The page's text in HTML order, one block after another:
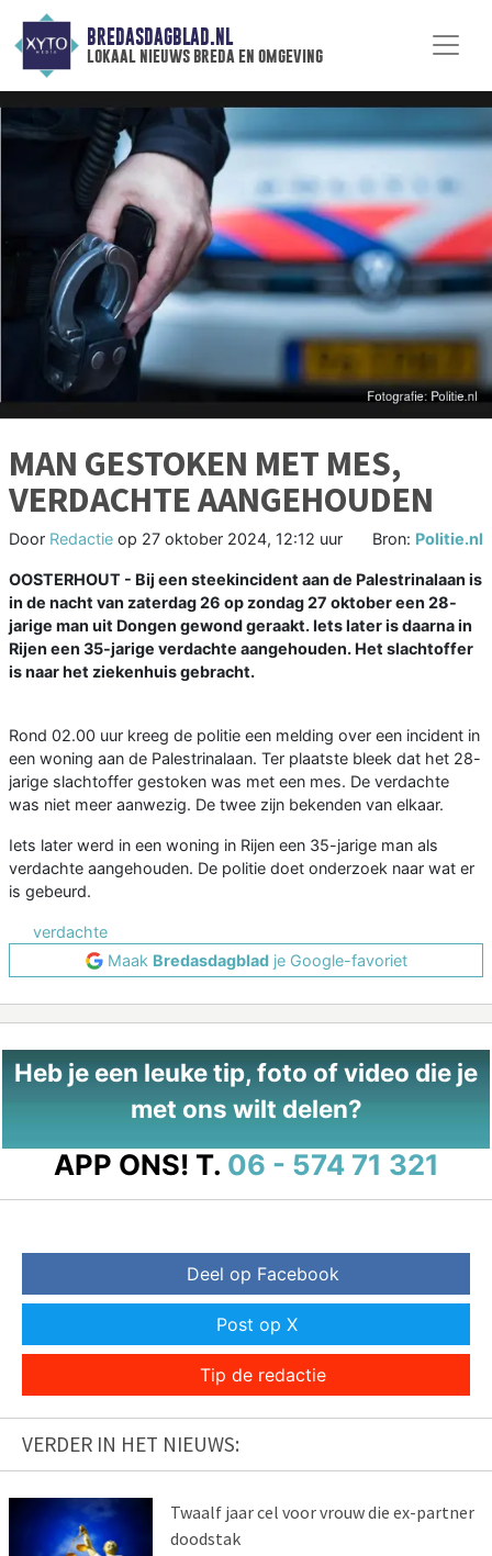
BREDASDAGBLAD.NL
lokaal nieuws breda en omgeving
MAN GESTOKEN MET MES,
VERDACHTE AANGEHOUDEN
Door Redactie op 27 oktober 2024, 12:12 uur Bron: Politie.nl
OOSTERHOUT - Bij een steekincident aan de Palestrinalaan is
in de nacht van zaterdag 26 op zondag 27 oktober een 28-
jarige man uit Dongen gewond geraakt. Iets later is daarna in
Rijen een 35-jarige verdachte aangehouden. Het slachtoffer
is naar het ziekenhuis gebracht.
Rond 02.00 uur kreeg de politie een melding over een incident in
een woning aan de Palestrinalaan. Ter plaatste bleek dat het 28-
jarige slachtoffer gestoken was met een mes. De verdachte
was niet meer aanwezig. De twee zijn bekenden van elkaar.
Iets later werd in een woning in Rijen een 35-jarige man als
verdachte aangehouden. De politie doet onderzoek naar wat er
is gebeurd.
verdachte
Maak Bredasdagbladje Google-favoriet
Heb je een leuke tip, foto of video die je
met ons wilt delen?
APP ONS! T. 06 - 574 71 321
Deel op Facebook
Post op X
Tip de redactie
VERDER IN HET NIEUWS:
Twaalf jaar cel voor vrouw die ex-partner
doodstak